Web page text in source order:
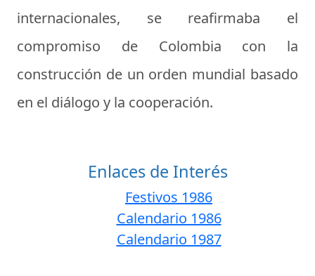
internacionales, se reafirmaba el
compromiso de Colombia con la
construcción de un orden mundial basado
en el diálogo y la cooperación.
Enlaces de Interés
Festivos 1986
Calendario 1986
Calendario 1987